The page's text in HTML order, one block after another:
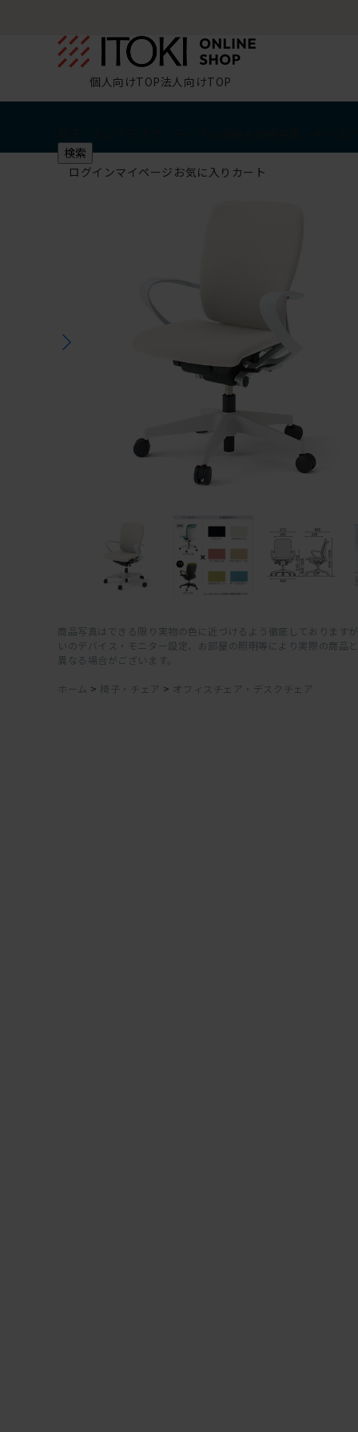
個人向けTOP法人向けTOP
検索
ログインマイページ お気に入り カート
商品写真はできる限り実物の色に近づけるよう徹底しております
いのデバイス・モニター設定、お部屋の照明等により実際の商品
異なる場合がございます。
ホーム > 椅子・チェア > オフィスチェア・デスクチェア